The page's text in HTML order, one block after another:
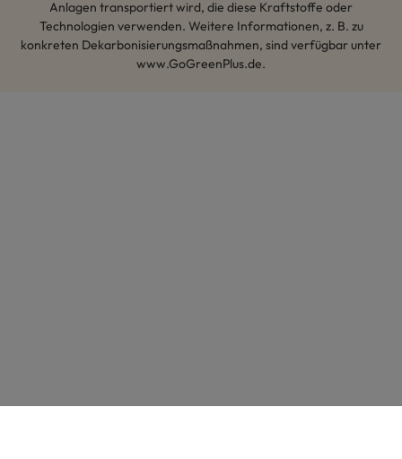
Anlagen transportiert wird, die diese Kraftstoffe oder
Technologien verwenden. Weitere Informationen, z. B. zu
konkreten Dekarbonisierungsmaßnahmen, sind verfügbar unter
www.GoGreenPlus.de.